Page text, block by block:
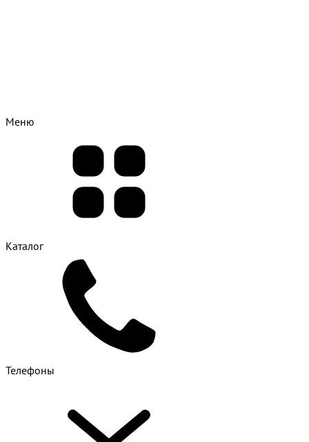
Меню
Каталог
Телефоны